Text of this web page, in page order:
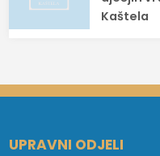
Kaštela
UPRAVNI ODJELI